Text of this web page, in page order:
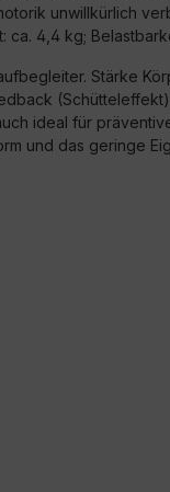
unwillkürlich
ca. 4,4 kg;
Stärke
ideal für
und das geringe